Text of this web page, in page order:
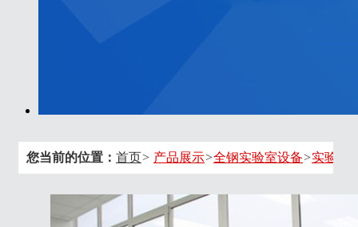
您当前的位置： 首页> 产品展示>全钢实验室设备>实验边